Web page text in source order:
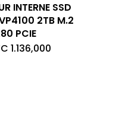
INTERNE SSD
2TB M.2
PCIE
1.136,000